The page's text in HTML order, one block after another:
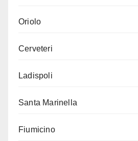
Oriolo
Cerveteri
Ladispoli
Santa Marinella
Fiumicino